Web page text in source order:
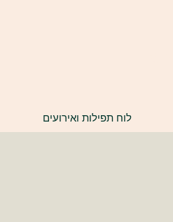
לוח תפילות ואירועים